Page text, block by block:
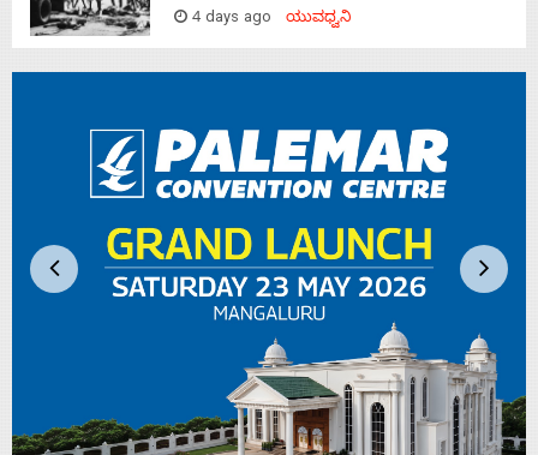
4 days ago ಯುವಧ್ವನಿ